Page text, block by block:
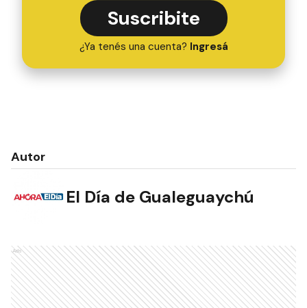
Suscribite
¿Ya tenés una cuenta? Ingresá
Autor
El Día de Gualeguaychú
Ads